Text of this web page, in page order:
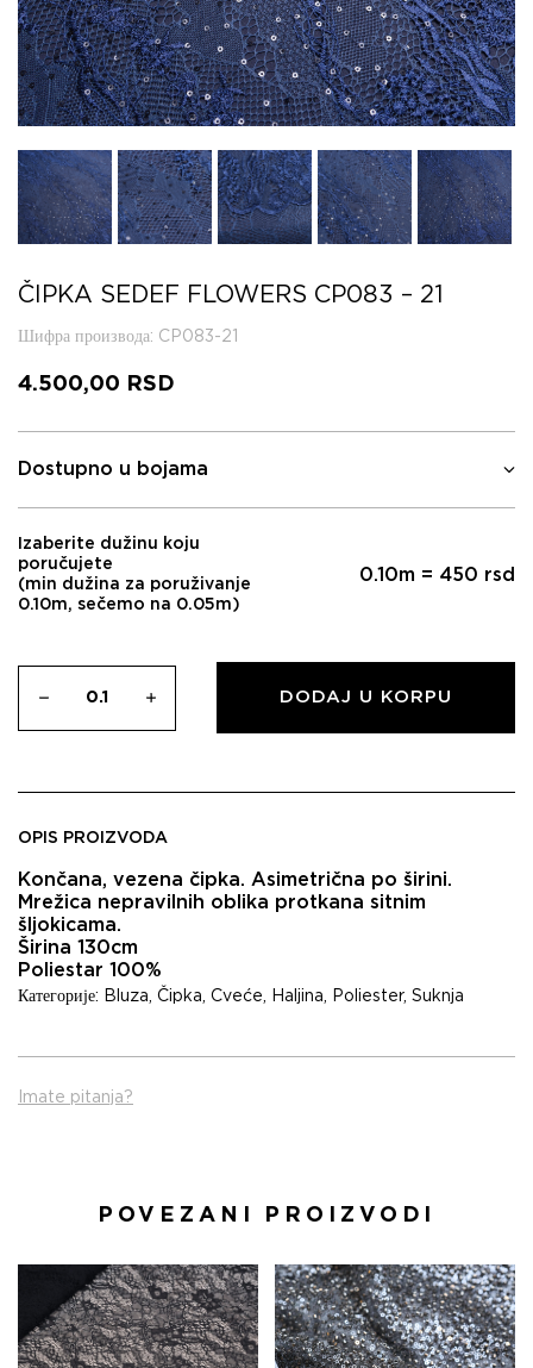
ČIPKA SEDEF FLOWERS CP083 – 21
Шифра производа: CP083-21
4.500,00 RSD
Dostupno u bojama
Izaberite dužinu koju
poručujete
(min dužina za poruživanje
0.10m, sečemo na 0.05m)
0.10m = 450 rsd
DODAJ U KORPU
OPIS PROIZVODA
Končana, vezena čipka. Asimetrična po širini.
Mrežica nepravilnih oblika protkana sitnim
šljokicama.
Širina 130cm
Poliestar 100%
Категорије: Bluza, Čipka, Cveće, Haljina, Poliester, Suknja
Imate pitanja?
POVEZANI PROIZVODI